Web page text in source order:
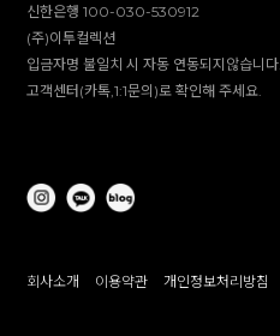
신한은행 100-030-530912
(주)이투컬렉션
입금자명 불일치 시 자동 연동되지않습니다.
고객센터(카톡,1:1문의)로 확인해 주세요.
회사소개 이용약관 개인정보처리방침